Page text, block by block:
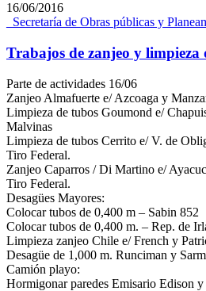
16/06/2016
_Secretaría de Obras públicas y
Trabajos de zanjeo y limpieza
Parte de actividades 16/06
Zanjeo Almafuerte e/ Azcoaga y
Limpieza de tubos Goumond e/
Malvinas
Limpieza de tubos Cerrito e/ V. de
Tiro Federal.
Zanjeo Caparros / Di Martino e/
Tiro Federal.
Desagües Mayores:
Colocar tubos de 0,400 m – Sabin 852
Colocar tubos de 0,400 m. – Rep. de
Limpieza zanjeo Chile e/ French y
Desagüe de 1,000 m. Runciman y
Camión playo:
Hormigonar paredes Emisario Edison y